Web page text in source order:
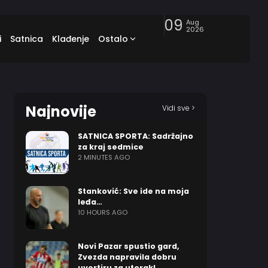
Satnica Klađenje Ostalo
09 Aug
2026
Najnovije Vidi sve >
SATNICA SPORTA: Sadržajno
za kraj sedmice
2 MINUTES AGO
Stanković: Sve ide na moja
leđa…
10 HOURS AGO
Novi Pazar spustio gard,
Zvezda napravila dobru